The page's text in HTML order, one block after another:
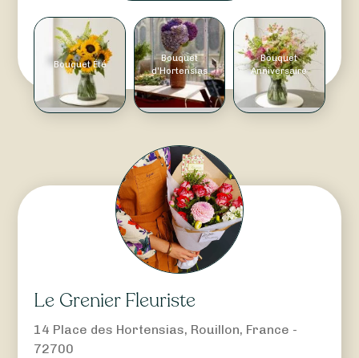
Bouquet Été
Bouquet
d'Hortensias
Bouquet
Anniversaire
Le Grenier Fleuriste
14 Place des Hortensias, Rouillon, France -
72700